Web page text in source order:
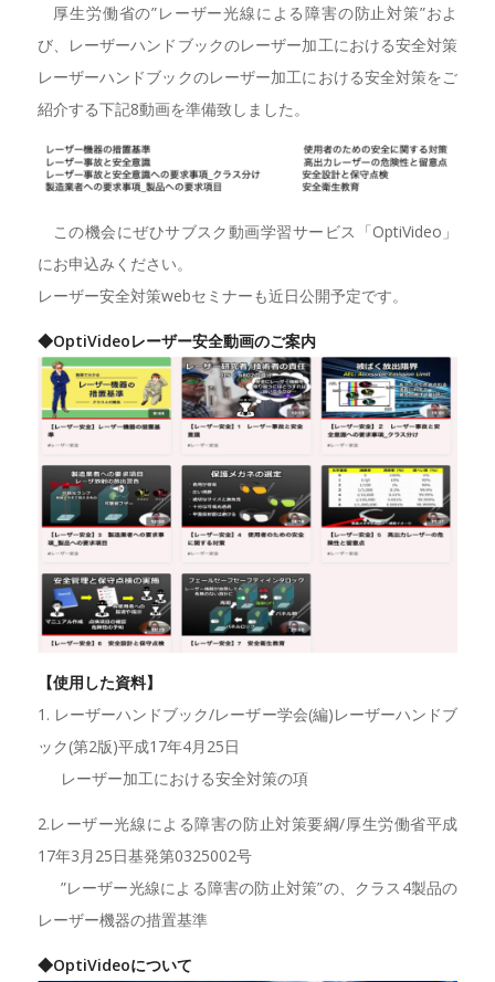
厚生労働省の”レーザー光線による障害の防止対策”およ
び、レーザーハンドブックのレーザー加工における安全対策
レーザーハンドブックのレーザー加工における安全対策をご
紹介する下記8動画を準備致しました。
この機会にぜひサブスク動画学習サービス「OptiVideo」
にお申込みください。
レーザー安全対策webセミナーも近日公開予定です。
◆OptiVideoレーザー安全動画のご案内
【使用した資料】
1. レーザーハンドブック/レーザー学会(編)レーザーハンドブ
ック(第2版)平成17年4月25日
レーザー加工における安全対策の項
2.レーザー光線による障害の防止対策要綱/厚生労働省平成
17年3月25日基発第0325002号
”レーザー光線による障害の防止対策”の、クラス4製品の
レーザー機器の措置基準
◆OptiVideoについて